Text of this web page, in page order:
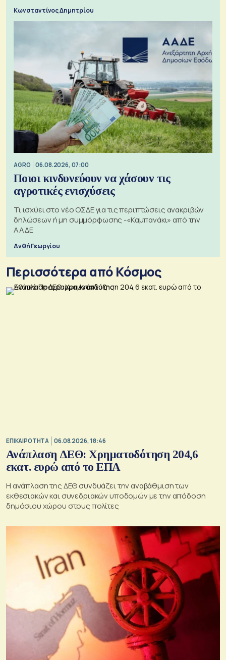
Κωνσταντίνος Δημητρίου
AGRO 06.08.2026, 07:00
Ποιοι κινδυνεύουν να χάσουν τις
αγροτικές ενισχύσεις
Τι ισχύει στο νέο ΟΣΔΕ για τις περιπτώσεις ανακριβών
δηλώσεων ή μη συμμόρφωσης -«Καμπανάκι» από την
ΑΑΔΕ
Ανθή Γεωργίου
Περισσότερα από Κόσμος
ΕΠΙΚΑΙΡΟΤΗΤΑ 06.08.2026, 18:46
Ανάπλαση ΔΕΘ: Χρηματοδότηση 204,6
εκατ. ευρώ από το ΕΠΑ
Η ανάπλαση της ΔΕΘ συνδυάζει την αναβάθμιση των
εκθεσιακών και συνεδριακών υποδομών με την απόδοση
δημόσιου χώρου στους πολίτες